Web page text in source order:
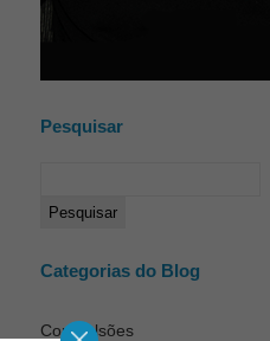
Pesquisar
Categorias do Blog
Compulsões